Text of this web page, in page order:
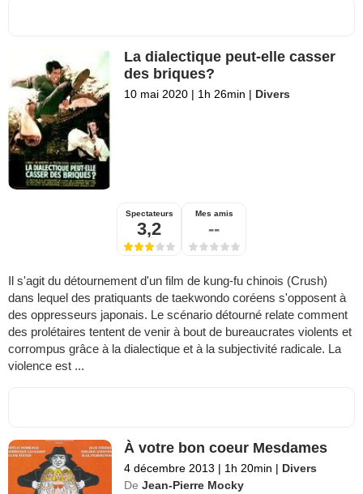
La dialectique peut-elle casser
des briques?
10 mai 2020 | 1h 26min | Divers
Spectateurs
3,2
Mes amis
--
Il s'agit du détournement d'un film de kung-fu chinois (Crush)
dans lequel des pratiquants de taekwondo coréens s'opposent à
des oppresseurs japonais. Le scénario détourné relate comment
des prolétaires tentent de venir à bout de bureaucrates violents et
corrompus grâce à la dialectique et à la subjectivité radicale. La
violence est ...
À votre bon coeur Mesdames
4 décembre 2013 | 1h 20min | Divers
De Jean-Pierre Mocky